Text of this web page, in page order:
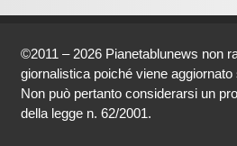
©2011 – 2026 Pianetablunews non
giornalistica poiché viene
Non può pertanto considerarsi un
della legge n. 62/2001.